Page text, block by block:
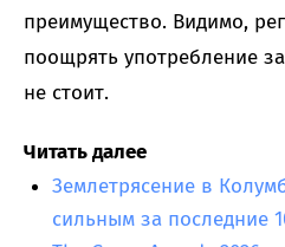
преимущество. Видимо,
поощрять употребление
не стоит.
Читать далее
Землетрясение в
сильным за последние